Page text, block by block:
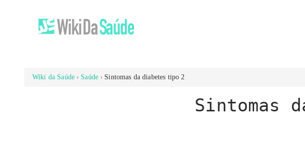
Wiki da Saúde Saúde Sintomas da diabetes tipo 2
Sintomas